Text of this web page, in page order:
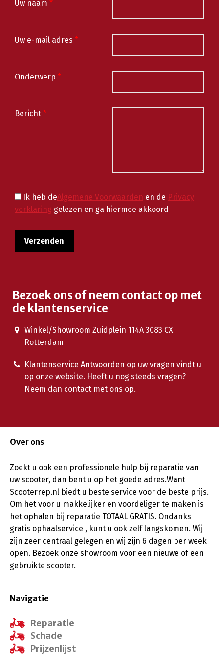
Uw naam *
Uw e-mail adres *
Onderwerp *
Bericht *
Ik heb deAlgemene Voorwaarden en de Privacy
verklaring gelezen en ga hiermee akkoord
Bezoek ons of neem contact op met
de klantenservice
Winkel/Showroom Zuidplein 114A 3083 CX
Rotterdam
Klantenservice Antwoorden op uw vragen vindt u
op onze website. Heeft u nog steeds vragen?
Neem dan contact met ons op.
Over ons
Zoekt u ook een professionele hulp bij reparatie van
uw scooter, dan bent u op het goede adres.Want
Scooterrep.nl biedt u beste service voor de beste prijs.
Om het voor u makkelijker en voordeliger te maken is
het ophalen bij reparatie TOTAAL GRATIS. Ondanks
gratis ophaalservice , kunt u ook zelf langskomen. Wij
zijn zeer centraal gelegen en wij zijn 6 dagen per week
open. Bezoek onze showroom voor een nieuwe of een
gebruikte scooter.
Navigatie
Reparatie
Schade
Prijzenlijst